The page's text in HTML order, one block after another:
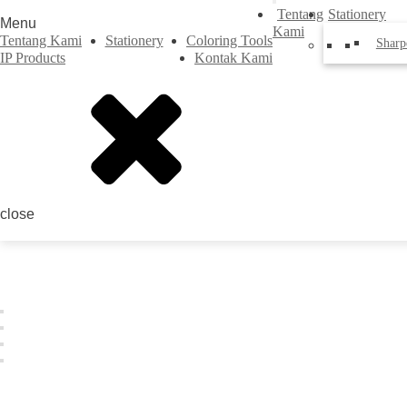
Menu
Tentang Kami
Stationery
Coloring Tools
IP Products
Kontak Kami
close
Tentang
Kami
Stationery